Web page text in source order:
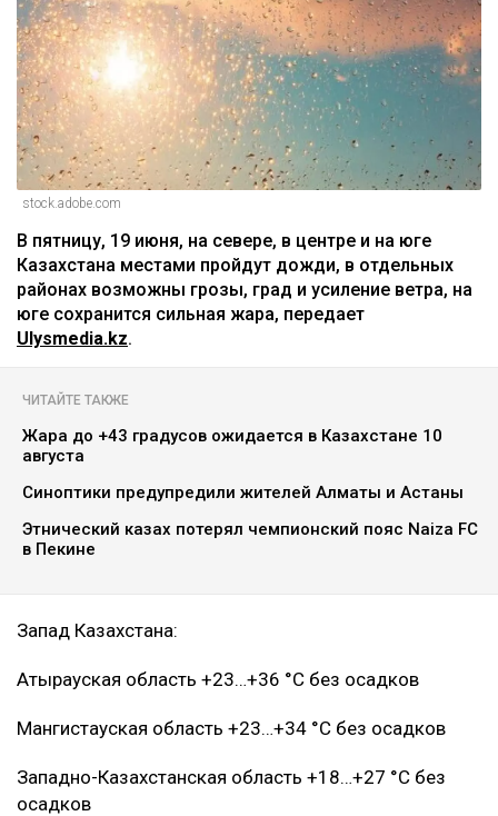
stock.adobe.com
В пятницу, 19 июня, на севере, в центре и на юге
Казахстана местами пройдут дожди, в отдельных
районах возможны грозы, град и усиление ветра, на
юге сохранится сильная жара, передает
Ulysmedia.kz.
ЧИТАЙТЕ ТАКЖЕ
Жара до +43 градусов ожидается в Казахстане 10
августа
Синоптики предупредили жителей Алматы и Астаны
Этнический казах потерял чемпионский пояс Naiza FC
в Пекине
Запад Казахстана:
Атырауская область +23…+36 °C без осадков
Мангистауская область +23…+34 °C без осадков
Западно-Казахстанская область +18…+27 °C без
осадков